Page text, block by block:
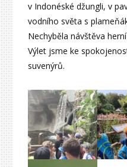
v Indonéské džungli, v
vodního světa s
Nechyběla návštěva
Výlet jsme ke
suvenýrů.